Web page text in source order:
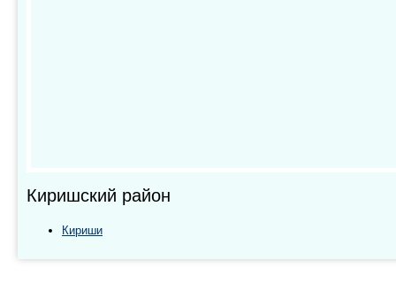
Киришский район
Кириши